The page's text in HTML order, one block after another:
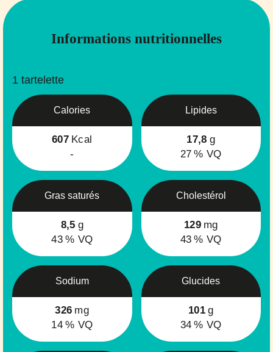
Informations nutritionnelles
1 tartelette
Calories
607 Kcal
-
Lipides
17,8 g
27 % VQ
Gras saturés
8,5 g
43 % VQ
Cholestérol
129 mg
43 % VQ
Sodium
326 mg
14 % VQ
Glucides
101 g
34 % VQ